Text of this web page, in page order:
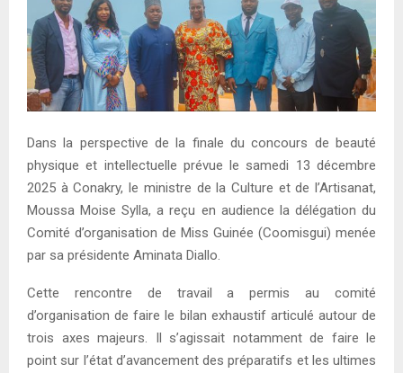
N
U
Dans la perspective de la finale du concours de beauté
physique et intellectuelle prévue le samedi 13 décembre
2025 à Conakry, le ministre de la Culture et de l’Artisanat,
Moussa Moise Sylla, a reçu en audience la délégation du
Comité d’organisation de Miss Guinée (Coomisgui) menée
par sa présidente Aminata Diallo.
Cette rencontre de travail a permis au comité
d’organisation de faire le bilan exhaustif articulé autour de
trois axes majeurs. Il s’agissait notamment de faire le
point sur l’état d’avancement des préparatifs et les ultimes